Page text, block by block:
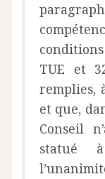
TUE et
remplies,
et que,
Conseil
statué